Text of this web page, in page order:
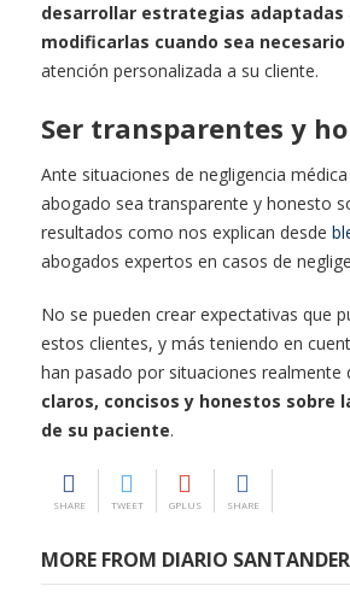
desarrollar estrategias adaptadas
modificarlas cuando sea necesario
atención personalizada a su cliente.
Ser transparentes y
Ante situaciones de negligencia
abogado sea transparente y honesto
resultados como nos explican desde
abogados expertos en casos de
No se pueden crear expectativas que
estos clientes, y más teniendo en
han pasado por situaciones realmente
claros, concisos y honestos sobre
de su paciente.
SHARE TWEET GPLUS SHARE
MORE FROM DIARIO SANTANDER